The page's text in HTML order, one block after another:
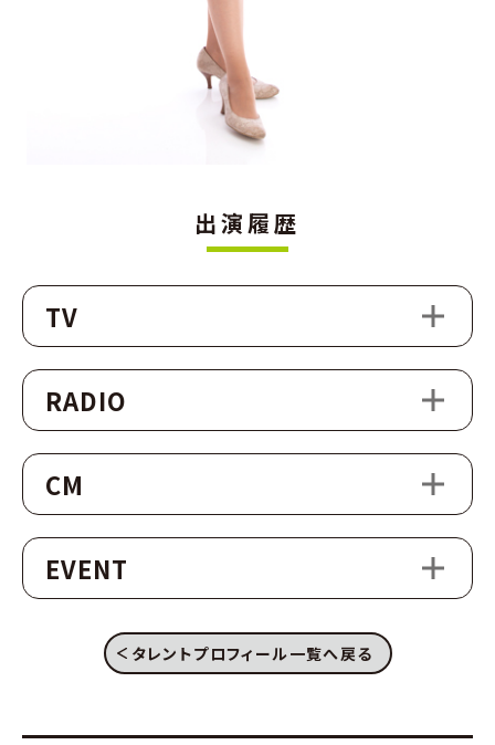
出演履歴
TV
RADIO
CM
EVENT
タレントプロフィール一覧へ戻る